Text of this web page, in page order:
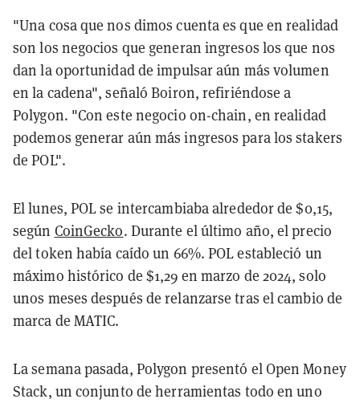
"Una cosa que nos dimos cuenta es que en realidad
son los negocios que generan ingresos los que nos
dan la oportunidad de impulsar aún más volumen
en la cadena", señaló Boiron, refiriéndose a
Polygon. "Con este negocio on-chain, en realidad
podemos generar aún más ingresos para los stakers
de POL".
El lunes, POL se intercambiaba alrededor de $0,15,
según CoinGecko. Durante el último año, el precio
del token había caído un 66%. POL estableció un
máximo histórico de $1,29 en marzo de 2024, solo
unos meses después de relanzarse tras el cambio de
marca de MATIC.
La semana pasada, Polygon presentó el Open Money
Stack, un conjunto de herramientas todo en uno